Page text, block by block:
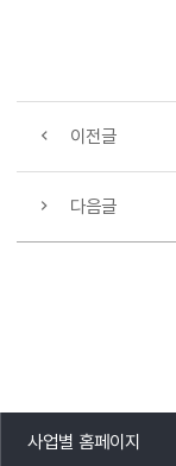
이전글
다음글
사업별 홈페이지
목록